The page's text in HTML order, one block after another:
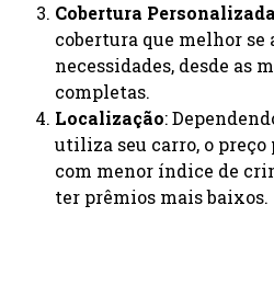
Cobertura Personalizada
cobertura que melhor se
necessidades, desde as
completas.
Localização:
utiliza seu carro, o preço
com menor índice de
ter prêmios mais baixos.